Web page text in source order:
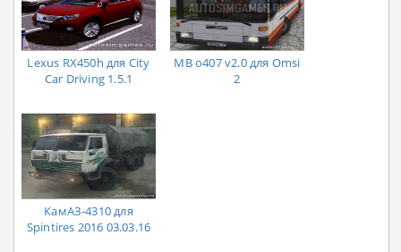
Lexus RX450h для City
Car Driving 1.5.1
MB o407 v2.0 для Omsi
2
КамАЗ-4310 для
Spintires 2016 03.03.16